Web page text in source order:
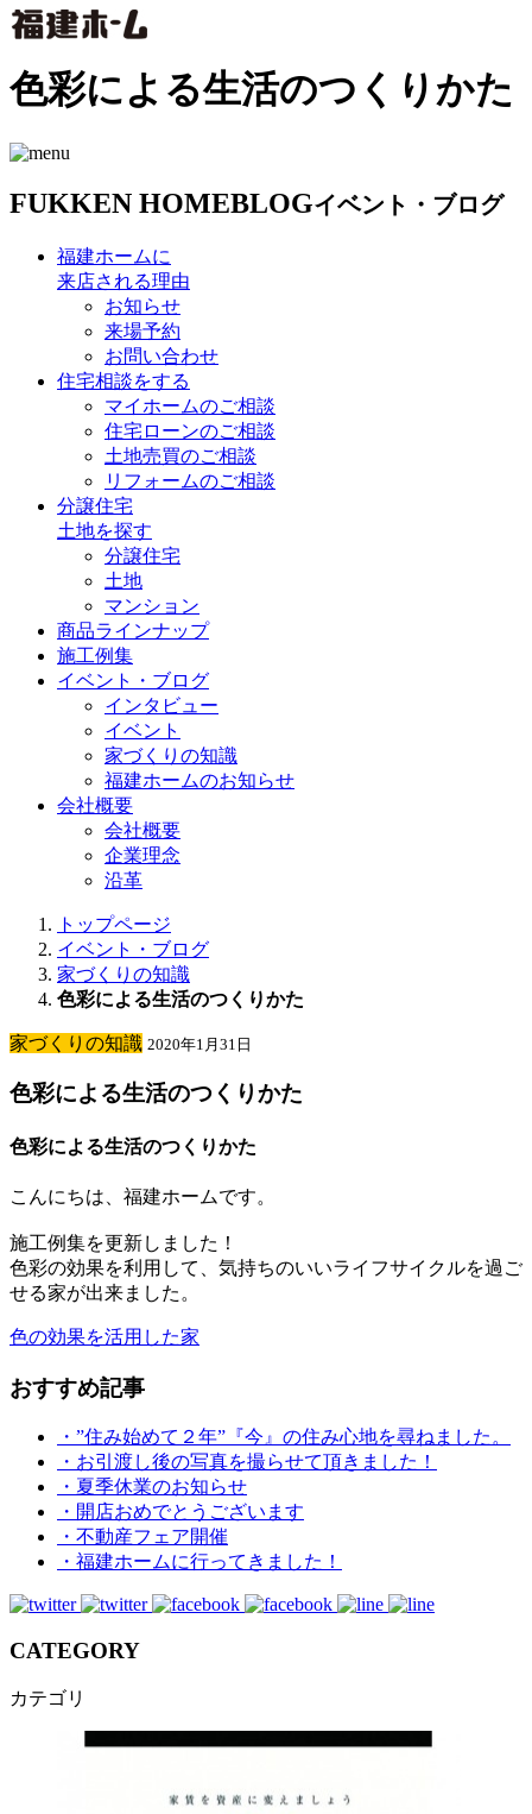
色彩による生活のつくりかた
FUKKEN HOMEBLOGイベント・ブログ
福建ホームに
来店される理由
お知らせ
来場予約
お問い合わせ
住宅相談をする
マイホームのご相談
住宅ローンのご相談
土地売買のご相談
リフォームのご相談
分譲住宅
土地を探す
分譲住宅
土地
マンション
商品ラインナップ
施工例集
イベント・ブログ
インタビュー
イベント
家づくりの知識
福建ホームのお知らせ
会社概要
会社概要
企業理念
沿革
トップページ
イベント・ブログ
家づくりの知識
色彩による生活のつくりかた
家づくりの知識 2020年1月31日
色彩による生活のつくりかた
色彩による生活のつくりかた
こんにちは、福建ホームです。
施工例集を更新しました！
色彩の効果を利用して、気持ちのいいライフサイクルを過ご
せる家が出来ました。
色の効果を活用した家
おすすめ記事
・”住み始めて２年”『今』の住み心地を尋ねました。
・お引渡し後の写真を撮らせて頂きました！
・夏季休業のお知らせ
・開店おめでとうございます
・不動産フェア開催
・福建ホームに行ってきました！
CATEGORY
カテゴリ